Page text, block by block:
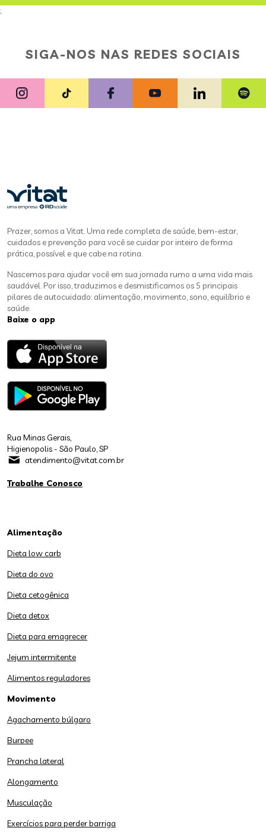
;
SIGA-NOS NAS REDES SOCIAIS
Prazer, somos a Vitat. Uma rede completa de saúde, bem-estar,
cuidados e prevenção para você se cuidar por inteiro de forma
prática, possível e que cabe na rotina.
Nascemos para ajudar você em sua jornada rumo a uma vida mais
saudável. Por isso, traduzimos e desmistificamos os 5 principais
pilares de autocuidado: alimentação, movimento, sono, equilíbrio e
saúde.
Baixe o app
Rua Minas Gerais,
Higienopolis - São Paulo, SP
atendimento@vitat.com.br
Trabalhe Conosco
Alimentação
Dieta low carb
Dieta do ovo
Dieta cetogênica
Dieta detox
Dieta para emagrecer
Jejum intermitente
Alimentos reguladores
Movimento
Agachamento búlgaro
Burpee
Prancha lateral
Alongamento
Musculação
Exercícios para perder barriga